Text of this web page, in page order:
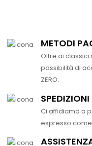
METODI
Oltre ai
possibilità di
ZERO.
SPEDIZIONI
Ci affidiamo a
espresso come